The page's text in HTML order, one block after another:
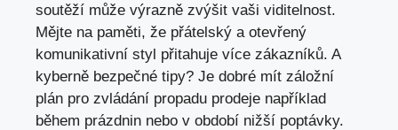
soutěží může výrazně zvýšit vaši viditelnost.
Mějte na paměti, že přátelský a otevřený
komunikativní styl přitahuje více zákazníků. A
kyberně bezpečné tipy? Je dobré mít záložní
plán pro zvládání propadu prodeje například
během prázdnin nebo v období nižší poptávky.